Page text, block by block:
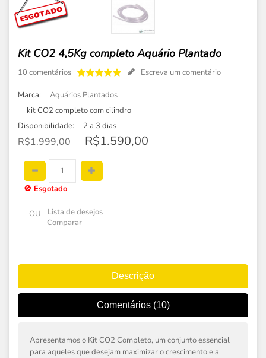
Kit CO2 4,5Kg completo Aquário Plantado
10 comentários Escreva um comentário
Marca:
Aquários Plantados
kit CO2 completo com cilindro
Disponibilidade:
2 a 3 dias
R$1.999,00 R$1.590,00
🚫 Esgotado
- OU - Lista de desejos
Comparar
Descrição
Comentários (10)
Apresentamos o Kit CO2 Completo, um conjunto essencial
para aqueles que desejam maximizar o crescimento e a